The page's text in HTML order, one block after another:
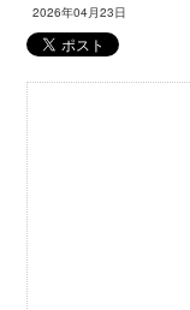
2026年04月23日